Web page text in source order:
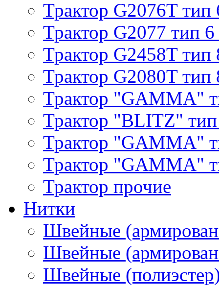
Трактор G2076T тип
Трактор G2077 тип 6
Трактор G2458T тип
Трактор G2080T тип
Трактор "GAMMA"
Трактор "BLITZ"
Трактор "GAMMA"
Трактор "GAMMA"
Трактор прочие
Нитки
Швейные
Швейные
Швейные